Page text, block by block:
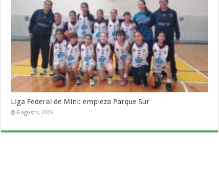
Liga Federal de Mini: empieza Parque Sur
6 agosto, 2026